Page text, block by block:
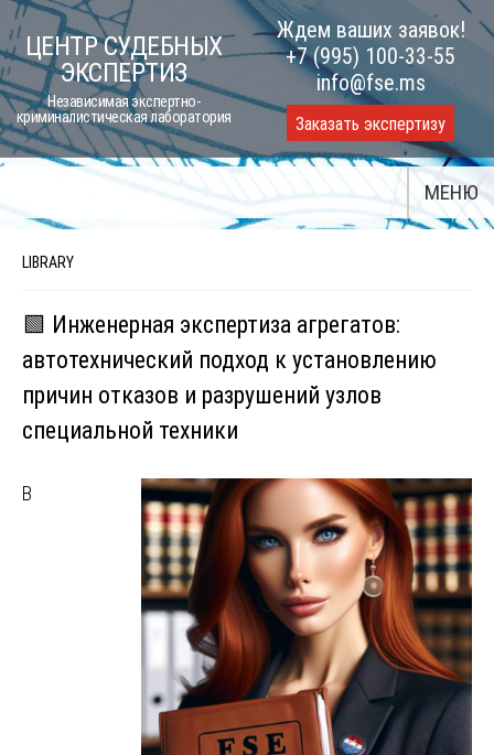
Skip
to
content
ЦЕНТР СУДЕБНЫХ
ЭКСПЕРТИЗ
Независимая экспертно-
криминалистическая лаборатория
Ждем ваших заявок!
+7 (995) 100-33-55
info@fse.ms
Заказать экспертизу
МЕНЮ
LIBRARY
🟩 Инженерная экспертиза агрегатов:
автотехнический подход к установлению
причин отказов и разрушений узлов
специальной техники
В